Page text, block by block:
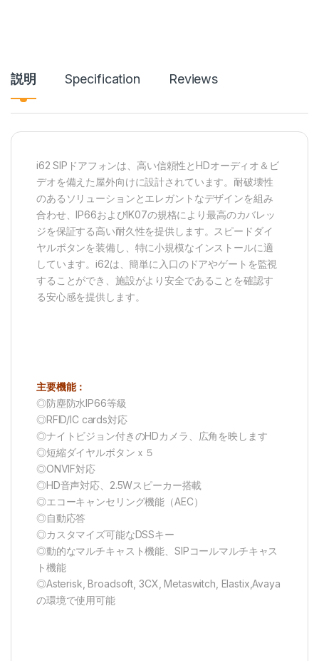
説明 Specification Reviews
i62 SIPドアフォンは、高い信頼性とHDオーディオ＆ビ
デオを備えた屋外向けに設計されています。耐破壊性
のあるソリューションとエレガントなデザインを組み
合わせ、IP66およびIK07の規格により最高のカバレッ
ジを保証する高い耐久性を提供します。スピードダイ
ヤルボタンを装備し、特に小規模なインストールに適
しています。i62は、簡単に入口のドアやゲートを監視
することができ、施設がより安全であることを確認す
る安心感を提供します。
主要機能：
◎防塵防水IP66等級
◎RFID/IC cards対応
◎ナイトビジョン付きのHDカメラ、広角を映します
◎短縮ダイヤルボタンｘ５
◎ONVIF対応
◎HD音声対応、2.5Wスピーカー搭載
◎エコーキャンセリング機能（AEC）
◎自動応答
◎カスタマイズ可能なDSSキー
◎動的なマルチキャスト機能、SIPコールマルチキャス
ト機能
◎Asterisk, Broadsoft, 3CX, Metaswitch, Elastix,Avaya
の環境で使用可能